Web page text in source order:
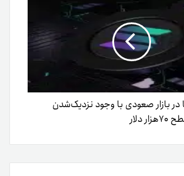
در بازار صعودی با وجود نزدیک‌شدن